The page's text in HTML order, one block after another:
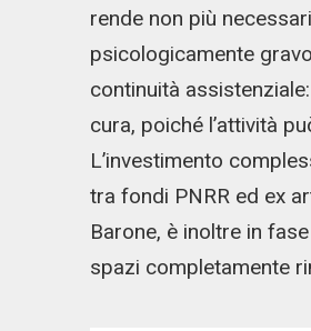
rende non più
psicologicamente
continuità
cura, poiché l’attività
L’investimento
tra fondi PNRR ed ex
Barone, è inoltre in
spazi completamente